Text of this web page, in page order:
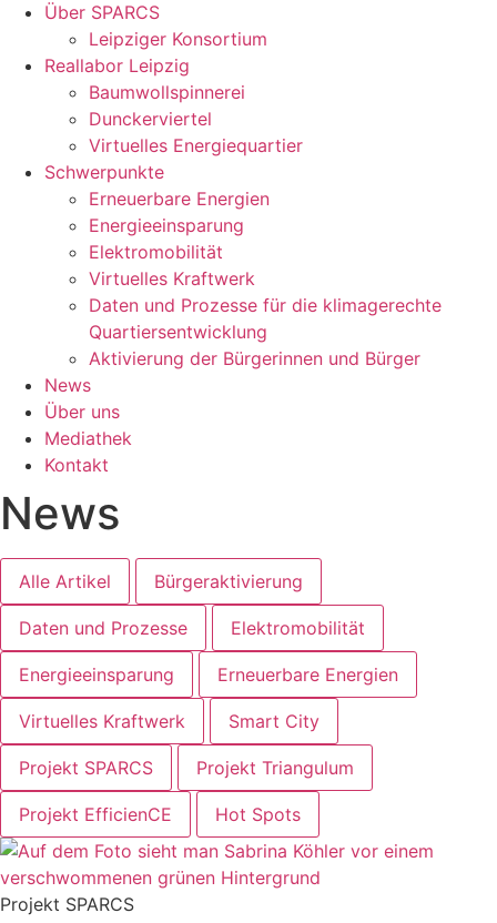
Über SPARCS
Leipziger Konsortium
Reallabor Leipzig
Baumwollspinnerei
Dunckerviertel
Virtuelles Energiequartier
Schwerpunkte
Erneuerbare Energien
Energieeinsparung
Elektromobilität
Virtuelles Kraftwerk
Daten und Prozesse für die klimagerechte
Quartiersentwicklung
Aktivierung der Bürgerinnen und Bürger
News
Über uns
Mediathek
Kontakt
News
Alle Artikel Bürgeraktivierung
Daten und Prozesse Elektromobilität
Energieeinsparung Erneuerbare Energien
Virtuelles Kraftwerk Smart City
Projekt SPARCS Projekt Triangulum
Projekt EfficienCE Hot Spots
Projekt SPARCS